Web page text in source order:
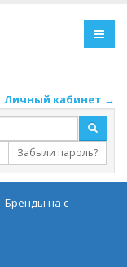
Личный кабинет →
Забыли пароль?
Бренды на c